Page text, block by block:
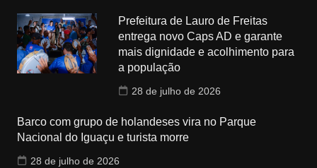
Prefeitura de Lauro de Freitas
entrega novo Caps AD e garante
mais dignidade e acolhimento para
a população
28 de julho de 2026
Barco com grupo de holandeses vira no Parque
Nacional do Iguaçu e turista morre
28 de julho de 2026